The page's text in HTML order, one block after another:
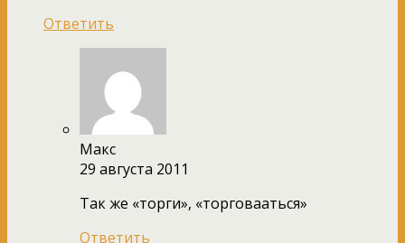
Ответить
Макс
29 августа 2011
Так же «торги», «торговааться»
Ответить